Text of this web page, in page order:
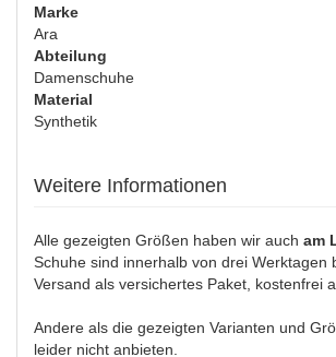
Marke
Ara
Abteilung
Damenschuhe
Material
Synthetik
Weitere Informationen
Alle gezeigten Größen haben wir auch am
Schuhe sind innerhalb von drei Werktagen
Versand als versichertes Paket, kostenfrei
Andere als die gezeigten Varianten und
leider nicht anbieten.